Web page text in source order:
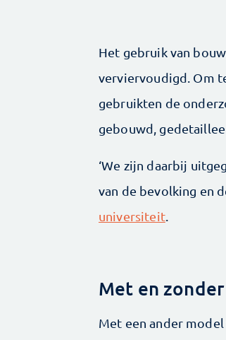
Het gebruik van
verviervoudigd. Om
gebruikten de
gebouwd,
‘We zijn daarbij
van de bevolking en
universiteit.
Met en
Met een ander